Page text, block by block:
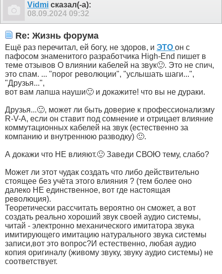
Vidmi сказал(-а):
08.09.2024 09:32
Re: Жизнь форума
Ещё раз перечитал, ей богу, не здоров, и ЭТО он с
пафосом знаменитого разработчика High-End пишет в
теме отзывов О влиянии кабелей на звук🙂. Это не спич,
это спам. ... "порог революции", "услышать шаги...",
"Друзья...",
вот вам лапша науши🙂 и докажите! что вы не дураки.
Друзья...🙂, может ли быть доверие к профессионализму
R-V-A, если он ставит под сомнение и отрицает влияние
коммутационных кабелей на звук (естественно за
компанию и внутреннюю разводку) 🙂.
А докажи что НЕ влияют.🙂 Заведи СВОЮ тему, слабо?
Может ли этот чудак создать что либо действительно
стоящее без учёта этого влияния ? (тем более оно
далеко НЕ единственное, вот где настоящая
революция).
Теоретически рассчитать вероятно он сможет, а вот
создать реально хороший звук своей аудио системы,
читай - электронно механического имитатора звука
имитирующего имитацию натурального звука системы
записи,вот это вопрос?И естественно, любая аудио
копия оригиналу (живому звуку, звуку аудио системы) не
соответствует.